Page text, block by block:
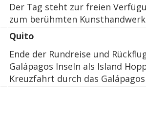
Der Tag steht zur freien
zum berühmten
Quito
Ende der Rundreise und
Galápagos Inseln als Island
Kreuzfahrt durch das